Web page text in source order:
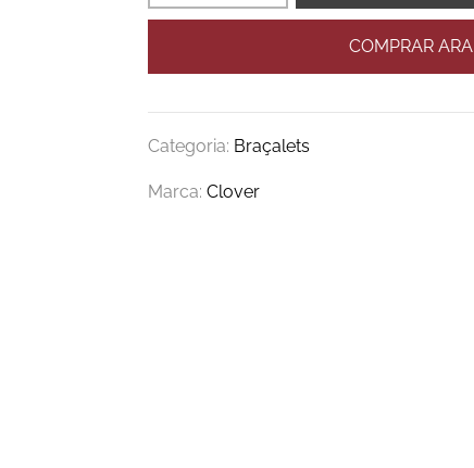
COMPRAR ARA
Categoria: Braçalets
Marca:Clover